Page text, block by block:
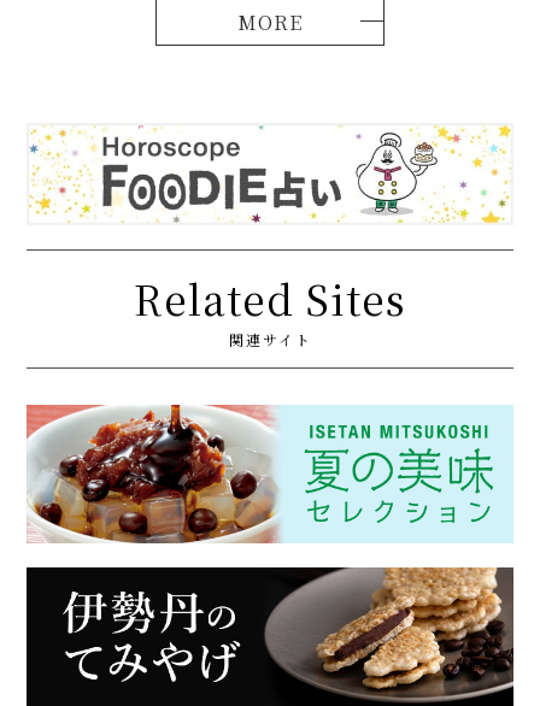
Related Sites
関連サイト